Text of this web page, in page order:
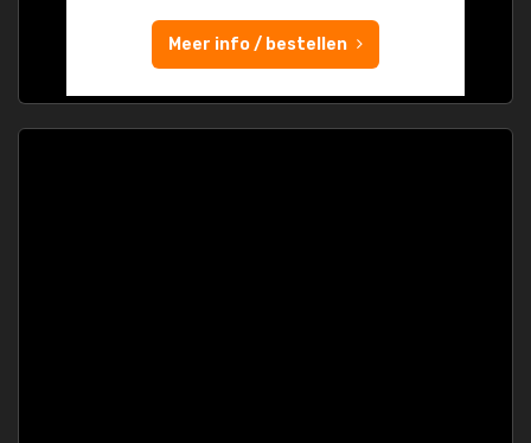
Meer info / bestellen